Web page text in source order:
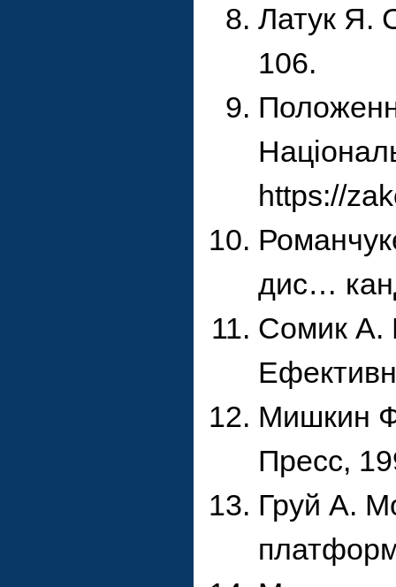
Латук Я.
106.
https://
дис…
Сомик А.
Мишкин
Пресс,
Груй А.